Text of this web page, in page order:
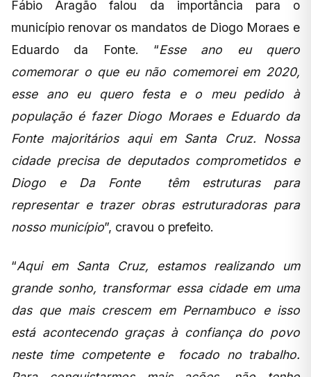
Fábio Aragão falou da importância para o
município renovar os mandatos de Diogo Moraes e
Eduardo da Fonte. “Esse ano eu quero
comemorar o que eu não comemorei em 2020,
esse ano eu quero festa e o meu pedido à
população é fazer Diogo Moraes e Eduardo da
Fonte majoritários aqui em Santa Cruz. Nossa
cidade precisa de deputados comprometidos e
Diogo e Da Fonte têm estruturas para
representar e trazer obras estruturadoras para
nosso município”, cravou o prefeito.
“Aqui em Santa Cruz, estamos realizando um
grande sonho, transformar essa cidade em uma
das que mais crescem em Pernambuco e isso
está acontecendo graças à confiança do povo
neste time competente e focado no trabalho.